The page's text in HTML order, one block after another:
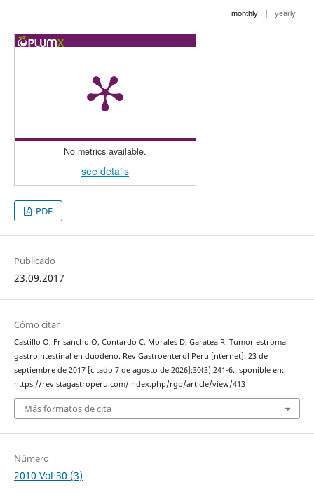
monthly | yearly
No metrics available.
see details
PDF
Publicado
23.09.2017
Cómo citar
Castillo O, Frisancho O, Contardo C, Morales D, Garatea R. Tumor estromal
gastrointestinal en duodeno. Rev Gastroenterol Peru [nternet]. 23 de
septiembre de 2017 [citado 7 de agosto de 2026];30(3):241-6. isponible en:
https://revistagastroperu.com/index.php/rgp/article/view/413
Más formatos de cita
Número
2010 Vol 30 (3)